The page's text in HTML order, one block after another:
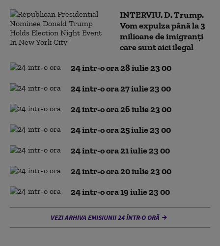
INTERVIU. D. Trump.
Vom expulza până la 3
milioane de imigranți
care sunt aici ilegal
24 intr-o ora 28 iulie 23 00
24 intr-o ora 27 iulie 23 00
24 intr-o ora 26 iulie 23 00
24 intr-o ora 25 iulie 23 00
24 intr-o ora 21 iulie 23 00
24 intr-o ora 20 iulie 23 00
24 intr-o ora 19 iulie 23 00
VEZI ARHIVA EMISIUNII 24 ÎNTR-O ORĂ